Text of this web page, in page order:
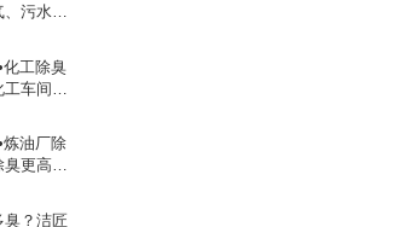
污水恶
化工除臭
车间废
炼油厂除
臭更高
臭？洁匠